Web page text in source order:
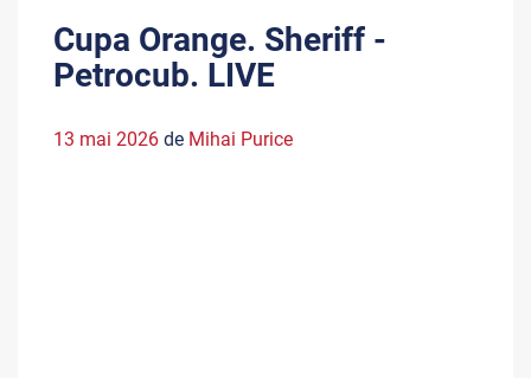
Cupa Orange. Sheriff -
Petrocub. LIVE
13 mai 2026 de Mihai Purice